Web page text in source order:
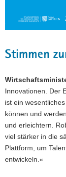
Stimmen
Innovationen. Der
ist ein
können und
und erleichtern.
viel stärker in die
Plattform, um
entwickeln.«